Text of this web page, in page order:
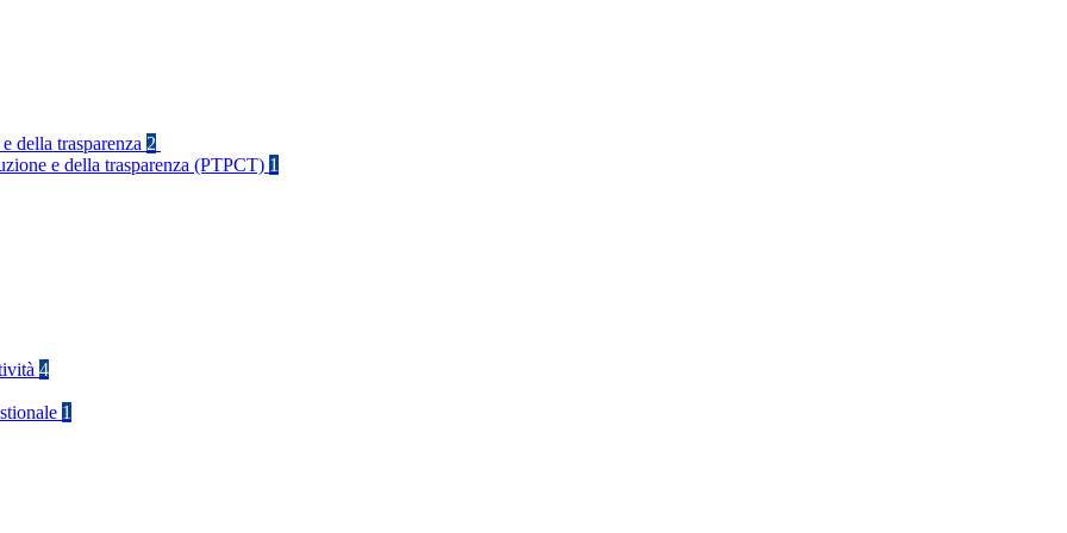
della trasparenza 2
e della trasparenza (PTPCT) 1
4
1